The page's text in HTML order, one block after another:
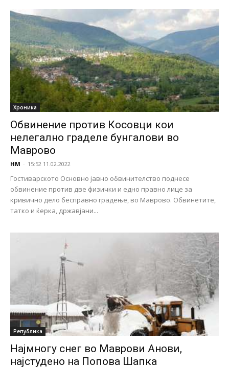
Хроника
Обвинение против Косовци кои
нелегално граделе бунгалови во
Маврово
НМ - 15:52 11.02.2022
Гостиварското Основно јавно обвинителство поднесе
обвинение против две физички и едно правно лице за
кривично дело бесправно градење, во Маврово. Обвинетите,
татко и ќерка, државјани...
Република
Најмногу снег во Маврови Анови,
најстудено на Попова Шапка